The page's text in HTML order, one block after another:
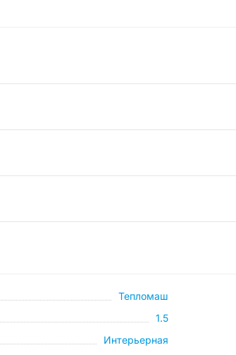
Тепломаш
1.5
Интерьерная